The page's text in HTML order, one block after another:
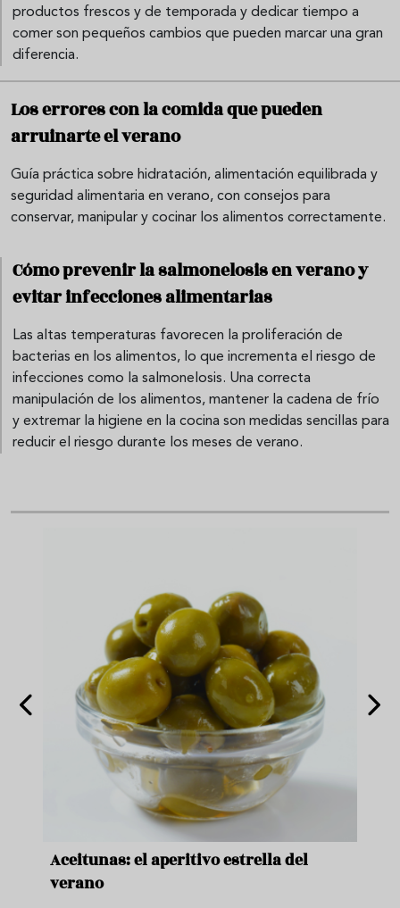
productos frescos y de temporada y dedicar tiempo a
comer son pequeños cambios que pueden marcar una gran
diferencia.
Los errores con la comida que pueden
arruinarte el verano
Guía práctica sobre hidratación, alimentación equilibrada y
seguridad alimentaria en verano, con consejos para
conservar, manipular y cocinar los alimentos correctamente.
Cómo prevenir la salmonelosis en verano y
evitar infecciones alimentarias
Las altas temperaturas favorecen la proliferación de
bacterias en los alimentos, lo que incrementa el riesgo de
infecciones como la salmonelosis. Una correcta
manipulación de los alimentos, mantener la cadena de frío
y extremar la higiene en la cocina son medidas sencillas para
reducir el riesgo durante los meses de verano.
Aceitunas: el aperitivo estrella del
verano